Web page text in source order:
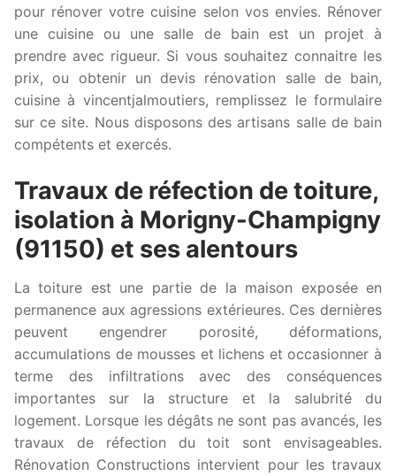
pour rénover votre cuisine selon vos envies. Rénover
une cuisine ou une salle de bain est un projet à
prendre avec rigueur. Si vous souhaitez connaitre les
prix, ou obtenir un devis rénovation salle de bain,
cuisine à vincentjalmoutiers, remplissez le formulaire
sur ce site. Nous disposons des artisans salle de bain
compétents et exercés.
Travaux de réfection de toiture,
isolation à Morigny-Champigny
(91150) et ses alentours
La toiture est une partie de la maison exposée en
permanence aux agressions extérieures. Ces dernières
peuvent engendrer porosité, déformations,
accumulations de mousses et lichens et occasionner à
terme des infiltrations avec des conséquences
importantes sur la structure et la salubrité du
logement. Lorsque les dégâts ne sont pas avancés, les
travaux de réfection du toit sont envisageables.
Rénovation Constructions intervient pour les travaux